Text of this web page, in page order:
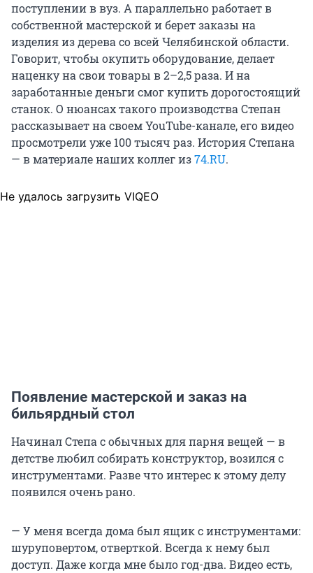
поступлении в вуз. А параллельно работает в
собственной мастерской и берет заказы на
изделия из дерева со всей Челябинской области.
Говорит, чтобы окупить оборудование, делает
наценку на свои товары в 2–2,5 раза. И на
заработанные деньги смог купить дорогостоящий
станок. О нюансах такого производства Степан
рассказывает на своем YouTube-канале, его видео
просмотрели уже 100 тысяч раз. История Степана
— в материале наших коллег из74.RU.
Не удалось загрузить VIQEO
Появление мастерской и заказ на
бильярдный стол
Начинал Степа с обычных для парня вещей — в
детстве любил собирать конструктор, возился с
инструментами. Разве что интерес к этому делу
появился очень рано.
— У меня всегда дома был ящик с инструментами:
шуруповертом, отверткой. Всегда к нему был
доступ. Даже когда мне было год-два. Видео есть,